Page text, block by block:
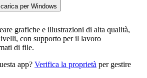
per Windows
grafiche e illustrazioni di alta qualità,
con supporto per il lavoro
di file.
app? Verifica la proprietà per gestire